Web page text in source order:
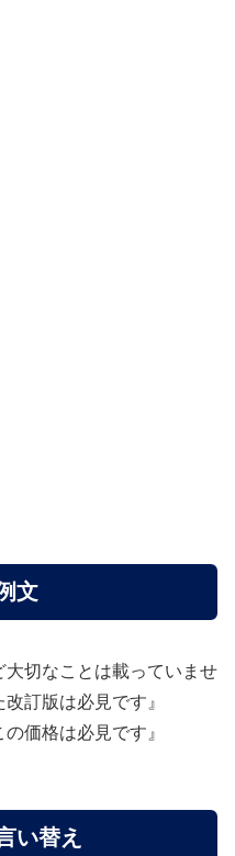
文
大切なことは載っていませ
訂版は必見です』
価格は必見です』
い替え